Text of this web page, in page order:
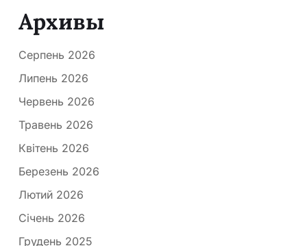
Архивы
Серпень 2026
Липень 2026
Червень 2026
Травень 2026
Квітень 2026
Березень 2026
Лютий 2026
Січень 2026
Грудень 2025